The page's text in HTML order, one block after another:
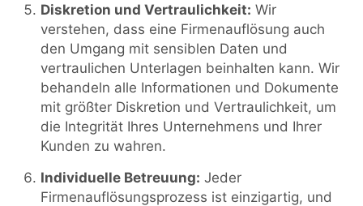
Diskretion und Vertraulichkeit: Wir
verstehen, dass eine Firmenauflösung auch
den Umgang mit sensiblen Daten und
vertraulichen Unterlagen beinhalten kann. Wir
behandeln alle Informationen und Dokumente
mit größter Diskretion und Vertraulichkeit, um
die Integrität Ihres Unternehmens und Ihrer
Kunden zu wahren.
Individuelle Betreuung: Jeder
Firmenauflösungsprozess ist einzigartig, und